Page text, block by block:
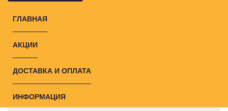
ГЛАВНАЯ
АКЦИИ
ДОСТАВКА И ОПЛАТА
ИНФОРМАЦИЯ